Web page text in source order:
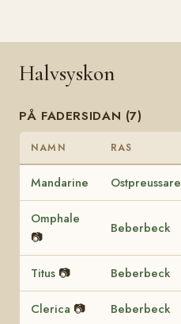
Halvsyskon
PÅ FADERSIDAN (7)
NAMN RAS
Mandarine Ostpreussare
Omphale
📷
Beberbeck
Titus 📷 Beberbeck
Clerica 📷 Beberbeck